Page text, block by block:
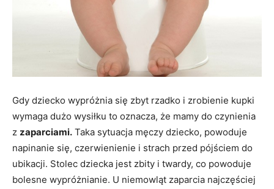
Gdy dziecko wypróżnia się zbyt rzadko i zrobienie kupki
wymaga dużo wysiłku to oznacza, że mamy do czynienia
z zaparciami. Taka sytuacja męczy dziecko, powoduje
napinanie się, czerwienienie i strach przed pójściem do
ubikacji. Stolec dziecka jest zbity i twardy, co powoduje
bolesne wypróżnianie. U niemowląt zaparcia najczęściej